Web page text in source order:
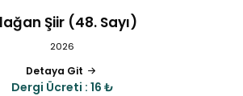
Şiir (48. Sayı)
2026
Detaya Git
Dergi Ücreti : 16 ₺